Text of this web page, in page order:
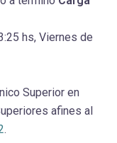
hs, Viernes de
Superior en
afines al
.